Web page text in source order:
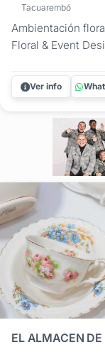
Tacuarembó
Ambientación
Floral & Event
en campo, playa
especializada en
Ver info
EL ALMACEN